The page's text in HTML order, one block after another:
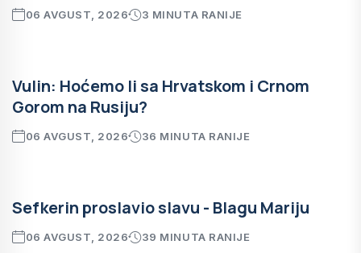
06 AVGUST, 2026 3 MINUTA RANIJE
Vulin: Hoćemo li sa Hrvatskom i Crnom
Gorom na Rusiju?
06 AVGUST, 2026 36 MINUTA RANIJE
Sefkerin proslavio slavu - Blagu Mariju
06 AVGUST, 2026 39 MINUTA RANIJE